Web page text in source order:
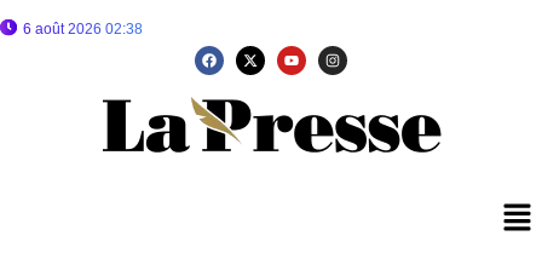
6 août 2026 02:38